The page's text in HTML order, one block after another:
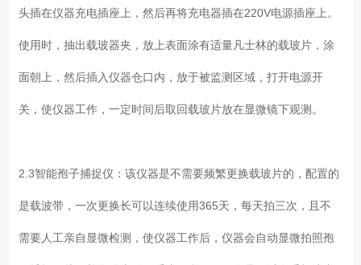
头插在仪器充电插座上，然后再将充电器插在220V电源插座上。
使用时，抽出载玻器夹，放上表面涂有适量凡士林的载玻片，涂
面朝上，然后插入仪器仓口内，放于被监测区域，打开电源开
关，使仪器工作，一定时间后取回载玻片放在显微镜下观测。
2.3智能孢子捕捉仪：该仪器是不需要频繁更换载玻片的，配置的
是载波带，一次更换长可以连续使用365天，每天拍三次，且不
需要人工亲自显微检测，使仪器工作后，仪器会自动显微拍照孢